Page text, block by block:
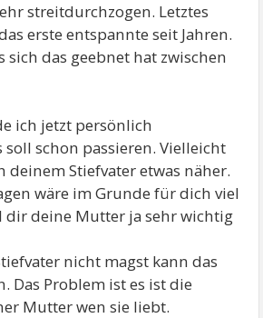
streitdurchzogen. Letztes
erste entspannte seit Jahren.
sich das geebnet hat zwischen
ich jetzt persönlich
schon passieren. Vielleicht
deinem Stiefvater etwas näher.
wäre im Grunde für dich viel
dir deine Mutter ja sehr wichtig
nicht magst kann das
Das Problem ist es ist die
Mutter wen sie liebt.